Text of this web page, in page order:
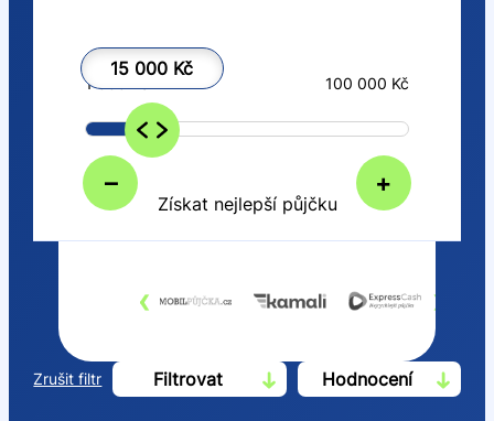
15 000 Kč
– +
1 000 Kč 100 000 Kč
Získat nejlepší půjčku
‹ ›
Zrušit filtr Filtrovat Hodnocení